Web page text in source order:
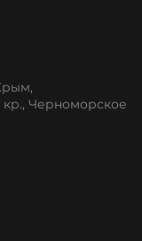
Черноморское